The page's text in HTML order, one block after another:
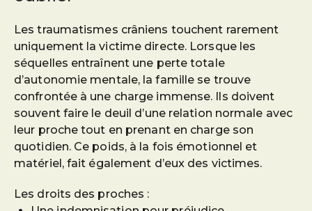
Les traumatismes crâniens touchent rarement
uniquement la victime directe. Lorsque les
séquelles entraînent une perte totale
d’autonomie mentale, la famille se trouve
confrontée à une charge immense. Ils doivent
souvent faire le deuil d’une relation normale avec
leur proche tout en prenant en charge son
quotidien. Ce poids, à la fois émotionnel et
matériel, fait également d’eux des victimes.
Les droits des proches :